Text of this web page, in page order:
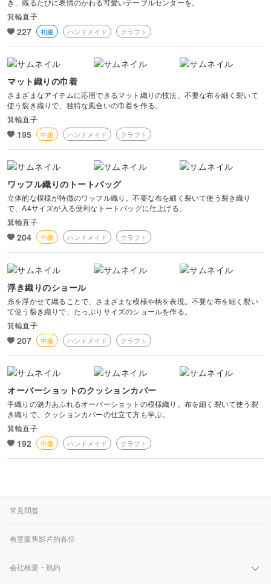
箕輪直子
227 初級 ハンドメイド クラフト
マット織りの巾着
さまざまなアイテムに応用できるマット織りの技法。不要な布を細く裂いて
使う裂き織りで、独特な風合いの巾着を作る。
箕輪直子
195 中級 ハンドメイド クラフト
ワッフル織りのトートバッグ
立体的な模様が特徴のワッフル織り。不要な布を細く裂いて使う裂き織り
で、A4サイズが入る便利なトートバッグに仕上げる。
箕輪直子
204 中級 ハンドメイド クラフト
浮き織りのショール
糸を浮かせて織ることで、さまざまな模様や柄を表現。不要な布を細く裂い
て使う裂き織りで、たっぷりサイズのショールを作る。
箕輪直子
207 中級 ハンドメイド クラフト
オーバーショットのクッションカバー
手織りの魅力あふれるオーバーショットの模様織り。布を細く裂いて使う裂
き織りで、クッションカバーの仕立て方も学ぶ。
箕輪直子
192 中級 ハンドメイド クラフト
常見問答
有意販售影片的各位
会社概要・規約